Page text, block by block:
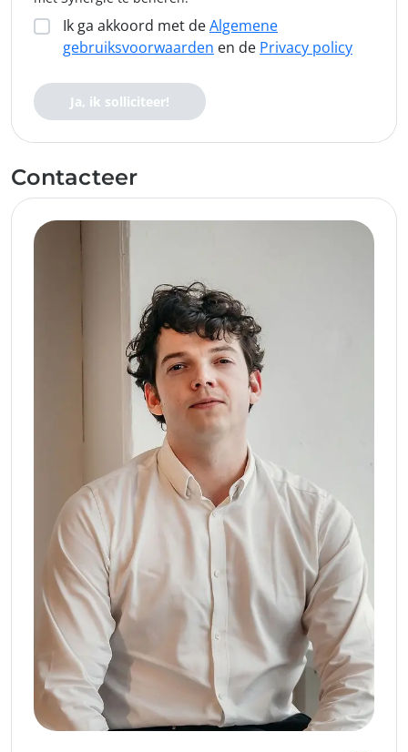
Ik ga akkoord met deAlgemene
gebruiksvoorwaarden en de Privacy policy
Ja, ik solliciteer!
Contacteer